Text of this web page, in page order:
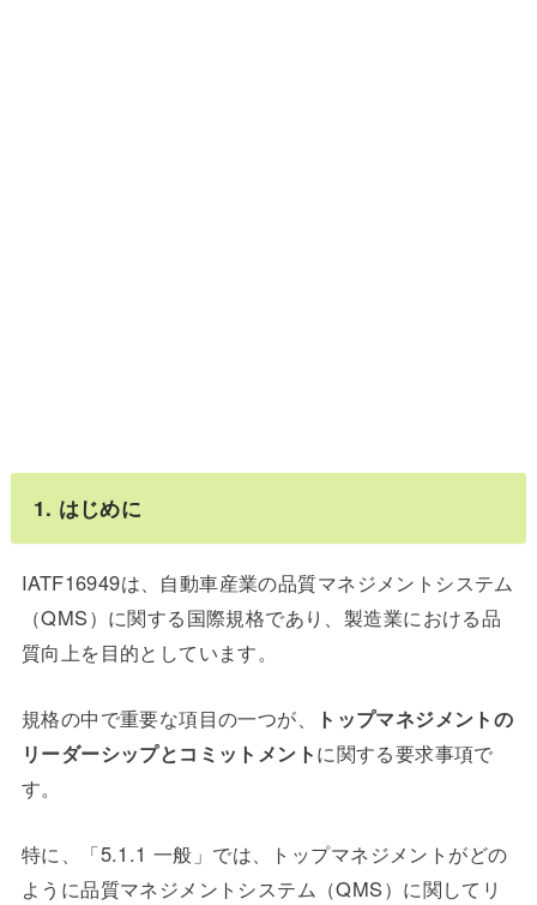
1. はじめに
IATF16949は、自動車産業の品質マネジメントシステム
（QMS）に関する国際規格であり、製造業における品
質向上を目的としています。
規格の中で重要な項目の一つが、
トップマネジメントの
リーダーシップとコミットメントに関する要求事項で
す。
特に、「5.1.1 一般」では、トップマネジメントがどの
ように品質マネジメントシステム（QMS）に関してリ